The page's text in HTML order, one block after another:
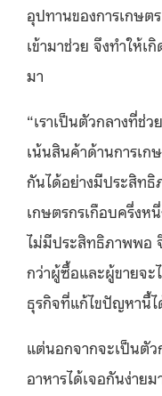
อุปทานของการเกษต
เข้ามาช่วย จึงทำให้
มา
“เราเป็นตัวกลางที่ช่
เน้นสินค้าด้านการเก
กันได้อย่างมีประสิทธิ
เกษตรกรเกือบครึ่งห
ไม่มีประสิทธิภาพพอ
กว่าผู้ซื้อและผู้ขายจะ
ธุรกิจที่แก้ไขปัญหานี้
แต่นอกจากจะเป็นตัว
อาหารได้เจอกันง่าย